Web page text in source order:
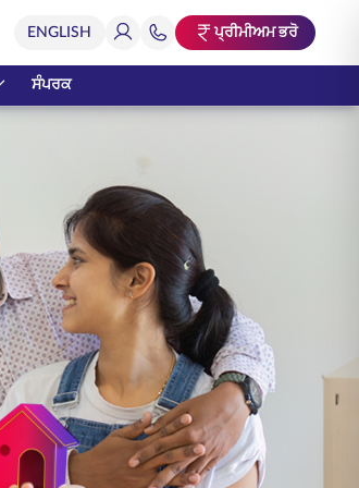
ਪ੍ਰੀਮੀਅਮ ਭਰੋ
ਸੰਪਰਕ